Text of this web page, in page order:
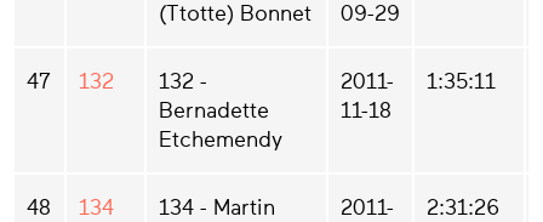
(Ttotte) Bonnet
09-29
47 132
132 -
Bernadette
Etchemendy
2011-
11-18
1:35:11
48 134
134 - Martin
2011-
2:31:26